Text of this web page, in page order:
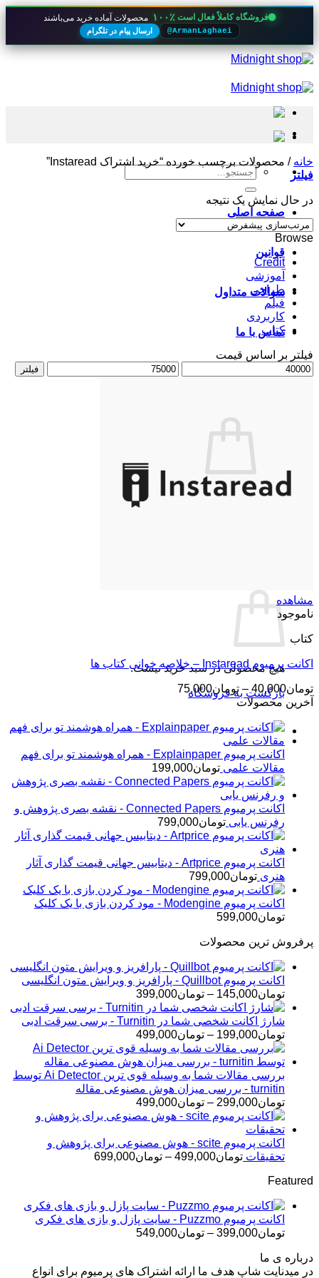
فروشگاه کاملاً فعال است ۱۰۰٪ محصولات آماده خرید می‌باشند
@ArmanLaghaei ارسال پیام در تلگرام
Skip
to
جستجو
صفحه اصلی
قوانین
سوالات متداول
تماس با ما
هیچ محصولی در سبد خرید نیست.
هیچ محصولی در سبد خرید نیست.
بازگشت به فروشگاه
خانه / محصولات برچسب خورده “خرید اشتراک Instaread”
فیلتر
در حال نمایش یک نتیجه
Browse
Credit
آموزشی
طراحی
فیلم
کاربردی
کتاب
فیلتر بر اساس قیمت
حداقل
حداکثر
فیلتر
مشاهده
ناموجود
کتاب
اکانت پرمیوم Instaread – خلاصه خوانی کتاب ها
تومان40,000
– تومان75,000محدوده
تا
آخرین محصولات
اکانت پرمیوم Explainpaper - همراه هوشمند تو برای فهم
مقالات علمی تومان199,000
اکانت پرمیوم Connected Papers - نقشه بصری پژوهش و
رفرنس یابی تومان799,000
اکانت پرمیوم Artprice - دیتابیس جهانی قیمت ‌گذاری آثار
هنری تومان799,000
اکانت پرمیوم Modengine - مود کردن بازی با یک کلیک
تومان599,000
پرفروش ترین محصولات
اکانت پرمیوم Quillbot - پارافریز و ویرایش متون انگلیسی
تومان145,000
– تومان399,000محدوده
قیمت:
تومان145,000
تا
تومان399,000
شارژ اکانت شخصی شما در Turnitin - برسی سرقت ادبی
تومان199,000
– تومان499,000محدوده
قیمت:
تومان199,000
تا
تومان499,000
بررسی مقالات شما به وسیله قوی ترین Ai Detector توسط
turnitin - بررسی میزان هوش مصنوعی مقاله
تومان299,000
– تومان499,000محدوده
قیمت:
تا
تومان499,000
اکانت پرمیوم scite - هوش مصنوعی برای پژوهش و
تحقیقات تومان499,000
– تومان699,000محدوده
تومان699,000
Featured
اکانت پرمیوم Puzzmo - سایت پازل و بازی های فکری
تومان399,000
– تومان549,000
تا
درباره ی ما
در میدنایت شاپ هدف ما ارائه اشتراک های پرمیوم برای انواع